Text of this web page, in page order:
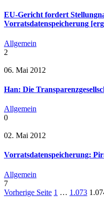
EU-Gericht fordert
Vorratsdatenspeicherung
Allgemein
2
06. Mai 2012
Han: Die
Allgemein
0
02. Mai 2012
Vorratsdatenspeicherung:
Allgemein
7
Vorherige Seite 1 … 1.073